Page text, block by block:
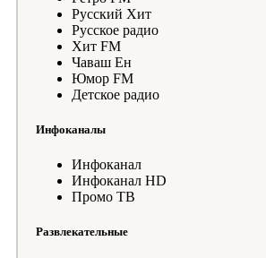
Русский Хит
Русское радио
Хит FM
Чаваш Ен
Юмор FM
Детское радио
Инфоканалы
Инфоканал
Инфоканал HD
Промо ТВ
Развлекательные